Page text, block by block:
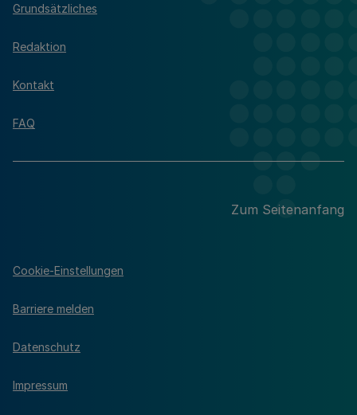
Grundsätzliches
Redaktion
Kontakt
FAQ
Zum Seitenanfang
Cookie-Einstellungen
Barriere melden
Datenschutz
Impressum